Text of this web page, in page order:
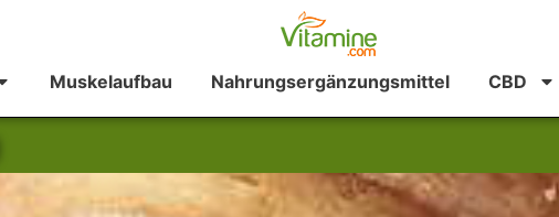
Muskelaufbau Nahrungsergänzungsmittel CBD